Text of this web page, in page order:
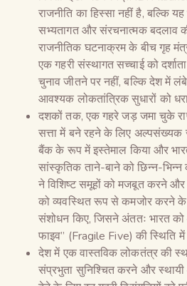
राजनीति का हिस्सा नहीं है, बल्कि
सभ्यतागत और संरचनात्मक बदलाव
राजनीतिक घटनाक्रम के बीच गृह
एक गहरी संस्थागत सच्चाई को
चुनाव जीतने पर नहीं, बल्कि देश में
आवश्यक लोकतांत्रिक सुधारों को
दशकों तक, एक गहरे जड़ जमा चुके
सत्ता में बने रहने के लिए अल्पसंख्यक
बैंक के रूप में इस्तेमाल किया और
सांस्कृतिक ताने-बाने को छिन्न-भिन्न
ने विशिष्ट समूहों को मजबूत करने
को व्यवस्थित रूप से कमजोर करने के
संशोधन किए, जिसने अंततः भारत
फाइव” (Fragile Five) की स्थिति
देश में एक वास्तविक लोकतंत्र की
संप्रभुता सुनिश्चित करने और स्थायी